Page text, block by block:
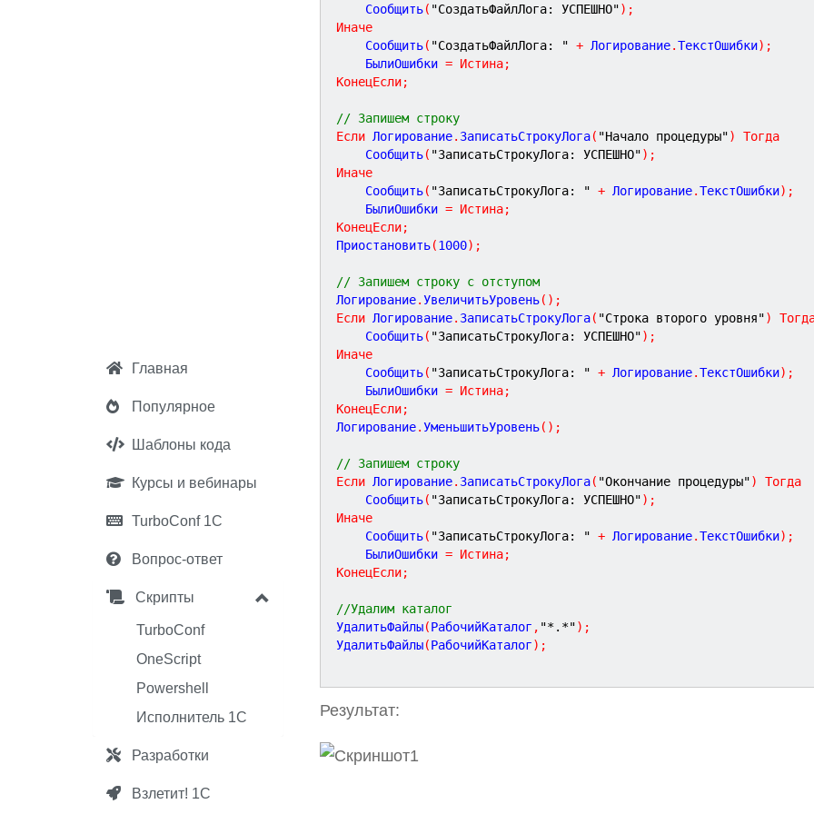
Главная
Популярное
Шаблоны кода
Курсы и вебинары
TurboConf 1С
Вопрос-ответ
Скрипты
TurboConf
OneScript
Powershell
Исполнитель 1С
Разработки
Взлетит! 1С
    Сообщить
( "СоздатьФайлЛога: УСПЕШНО") ;
Иначе
    Сообщить
( "СоздатьФайлЛога: " + Логирование.ТекстОшибки) ;
    БылиОшибки
= Истина;
КонецЕсли;
// Запишем строку
Если Логирование. ЗаписатьСтрокуЛога( "Начало процедуры")
Тогда
    Сообщить
( "ЗаписатьСтрокуЛога: УСПЕШНО") ;
Иначе
    Сообщить
( "ЗаписатьСтрокуЛога: " + Логирование.ТекстОшибки) ;
    БылиОшибки
= Истина;
КонецЕсли;
Приостановить(1000) ;
// Запишем строку с отступом
Логирование.УвеличитьУровень( ) ;
Если Логирование. ЗаписатьСтрокуЛога( "Строка второго уровня")
    Сообщить
( "ЗаписатьСтрокуЛога: УСПЕШНО") ;
Иначе
    Сообщить
( "ЗаписатьСтрокуЛога: " + Логирование.ТекстОшибки) ;
    БылиОшибки
= Истина;
КонецЕсли;
Логирование.УменьшитьУровень( ) ;
// Запишем строку
Если Логирование. ЗаписатьСтрокуЛога( "Окончание процедуры")
Тогда
    Сообщить
( "ЗаписатьСтрокуЛога: УСПЕШНО") ;
Иначе
    Сообщить
( "ЗаписатьСтрокуЛога: " + Логирование.ТекстОшибки) ;
    БылиОшибки
= Истина;
КонецЕсли;
//Удалим каталог
УдалитьФайлы(РабочийКаталог , "*.*") ;
УдалитьФайлы(РабочийКаталог) ;
Результат: